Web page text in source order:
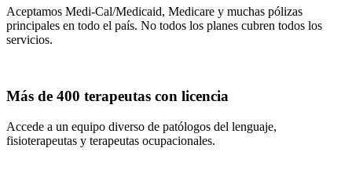
Aceptamos Medi-Cal/Medicaid, Medicare y muchas pólizas
principales en todo el país. No todos los planes cubren todos los
servicios.
Más de 400 terapeutas con licencia
Accede a un equipo diverso de patólogos del lenguaje,
fisioterapeutas y terapeutas ocupacionales.